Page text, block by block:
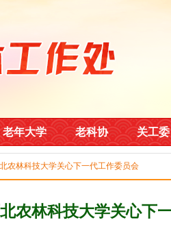
老年大学 老科协 关工委
农林科技大学关心下一代工作委员会
农林科技大学关心下